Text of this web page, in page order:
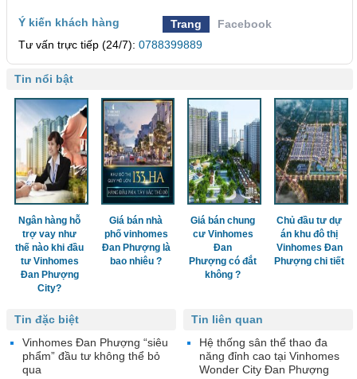
Ý kiến khách hàng Trang
Facebook
Tư vấn trực tiếp (24/7): 0788399889
Tin nổi bật
Ngân hàng hỗ
trợ vay như
thế nào khi đầu
tư Vinhomes
Đan Phượng
City?
Giá bán nhà
phố vinhomes
Đan Phượng là
bao nhiêu ?
Giá bán chung
cư Vinhomes
Đan
Phượng có đắt
không ?
Chủ đầu tư dự
án khu đô thị
Vinhomes Đan
Phượng chi tiết
Tin liên quan
Hệ thống sân thể thao đa
năng đỉnh cao tại Vinhomes
Wonder City Đan Phượng
Tin đặc biệt
Vinhomes Đan Phượng “siêu
phẩm” đầu tư không thể bỏ
qua